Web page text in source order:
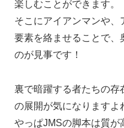
楽しむことができます。
そこにアイアンマンや
要素を絡ませることで、
のが見事です！
裏で暗躍する者たちの存
の展開が気になりますよ
やっぱJMSの脚本は質が